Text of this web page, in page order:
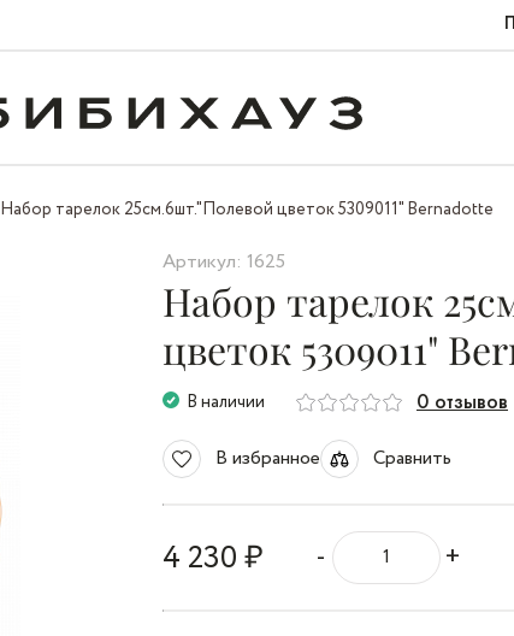
Набор тарелок 25см.6шт."Полевой цветок 5309011" Bernadotte
Артикул: 1625
Набор тарелок
цветок 5309011"
В наличии 0 отзывов
В избранное Сравнить
4 230 ₽ - +